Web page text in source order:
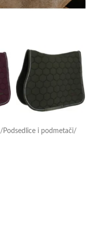
/ Podsedlice i podmetači/